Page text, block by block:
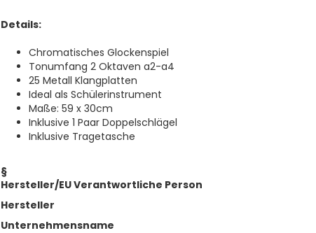
Details:
Chromatisches Glockenspiel
Tonumfang 2 Oktaven a2-a4
25 Metall Klangplatten
Ideal als Schülerinstrument
Maße: 59 x 30cm
Inklusive 1 Paar Doppelschlägel
Inklusive Tragetasche
§
Hersteller/EU Verantwortliche Person
Hersteller
Unternehmensname